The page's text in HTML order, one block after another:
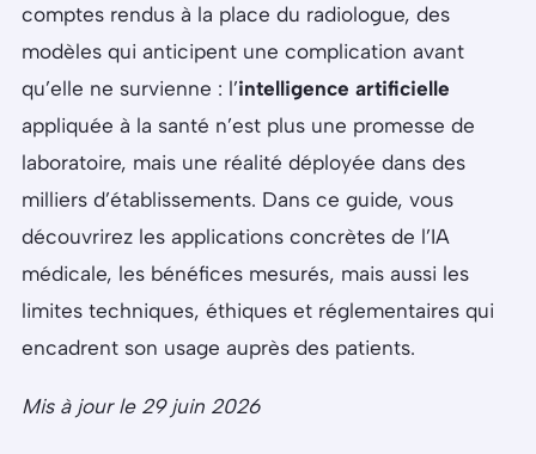
comptes rendus à la place du radiologue, des
modèles qui anticipent une complication avant
qu’elle ne survienne : l’intelligence artificielle
appliquée à la santé n’est plus une promesse de
laboratoire, mais une réalité déployée dans des
milliers d’établissements. Dans ce guide, vous
découvrirez les applications concrètes de l’IA
médicale, les bénéfices mesurés, mais aussi les
limites techniques, éthiques et réglementaires qui
encadrent son usage auprès des patients.
Mis à jour le 29 juin 2026